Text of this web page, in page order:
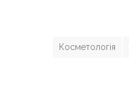
Косметологія